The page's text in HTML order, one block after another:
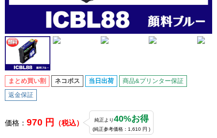
まとめ買い割 ネコポス 当日出荷 商品&プリンター保証
返金保証
価格： 970 円 （税込） 純正より40%お得
(純正参考価格：1,610 円 )